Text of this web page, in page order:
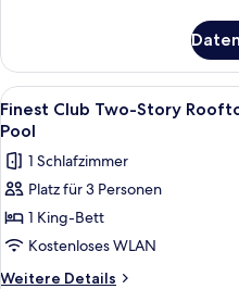
GARDEN
OR
POOL
VIEW
anzeigen
UPGRADE
TO
FINEST
CLUB
SUITE
GARDEN
POOL
VIEW
Alle
Fotos
für
Finest
Club
Two-
Story
Rooftop
7
Finest Club Two-Story
Pool
1 Schlafzimmer
Platz für 3 Personen
1 King-Bett
Kostenloses WLAN
Weitere Details
Weitere